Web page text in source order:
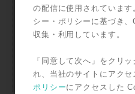
（Avid Symphonyユーザー
ーザーの方）
Annual Upgrade &
（Avid NewsCutterユーザ
ユーザーの方）
の配信に使用されていま
シー・ポリシーに基づき
収集・利用しています。
「同意して次へ」をクリ
れ、当社のサイトにアクセ
ポリシーにアクセスした